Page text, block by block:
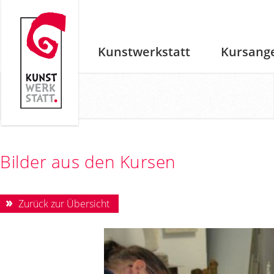
Kunstwerkstatt
Bilder aus den Kursen
Zurück zur Übersicht